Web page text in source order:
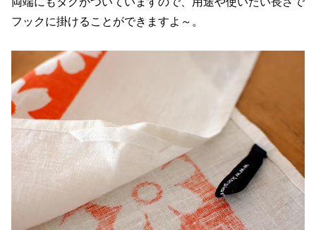
フックに掛けることができますよ～。